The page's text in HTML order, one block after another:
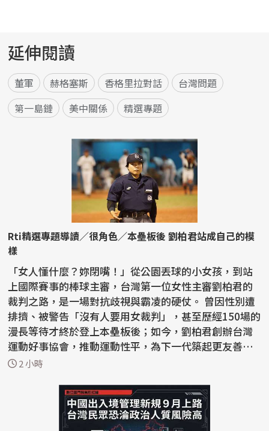
延伸閱讀
董軍 赫格塞斯 香格里拉對話
台灣問題
第一島鏈
美中關係 精選專題
Rti精選專題導讀／很角色／本壘板後 劉柏君站成自己的模
樣
「女人懂什麼？妳閉嘴！」從公園丟球的小女孩，到站
上國際賽事的棒球主審，台灣第一位女性主審劉柏君的
裁判之路，是一場對抗歧視與霸凌的硬仗。 曾因性別遭
排擠、被警告「沒有人要用女裁判」，甚至歷經150場的
漫長等待才終於登上本壘板後；如今，劉柏君創辦台灣
運動好事協會，推動運動性平，為下一代築起更友善的
紅土...
2 小時